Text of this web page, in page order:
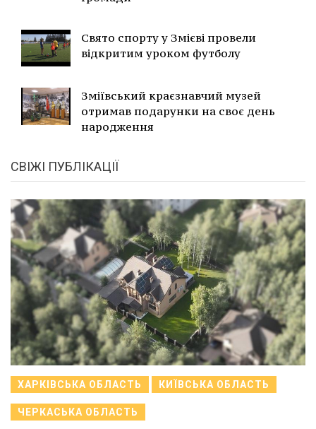
Свято спорту у Змієві провели
відкритим уроком футболу
Зміївський краєзнавчий музей
отримав подарунки на своє день
народження
СВІЖІ ПУБЛІКАЦІЇ
ХАРКІВСЬКА ОБЛАСТЬ КИЇВСЬКА ОБЛАСТЬ
ЧЕРКАСЬКА ОБЛАСТЬ